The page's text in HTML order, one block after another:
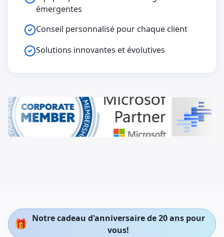
émergentes
Conseil personnalisé pour chaque client
Solutions innovantes et évolutives
🎁 Notre cadeau d'anniversaire de 20 ans pour
vous!